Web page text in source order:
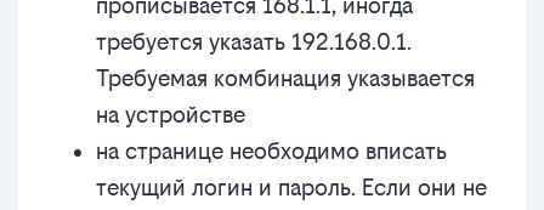
прописывается 168.1.1, иногда
требуется указать 192.168.0.1.
Требуемая комбинация указывается
на устройстве
на странице необходимо вписать
текущий логин и пароль. Если они не